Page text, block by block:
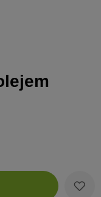
Zobacz
koszyk